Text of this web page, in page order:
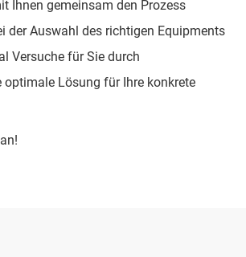
Ihnen gemeinsam den Prozess
der Auswahl des richtigen Equipments
Versuche für Sie durch
optimale Lösung für Ihre konkrete